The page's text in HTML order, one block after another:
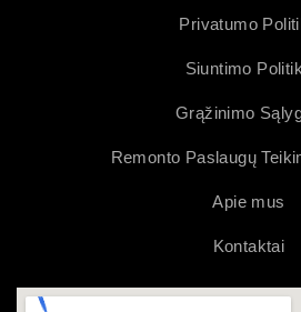
Privatumo
Siuntimo
Grąžinimo
Remonto Paslaugų
Apie mus
Kontaktai